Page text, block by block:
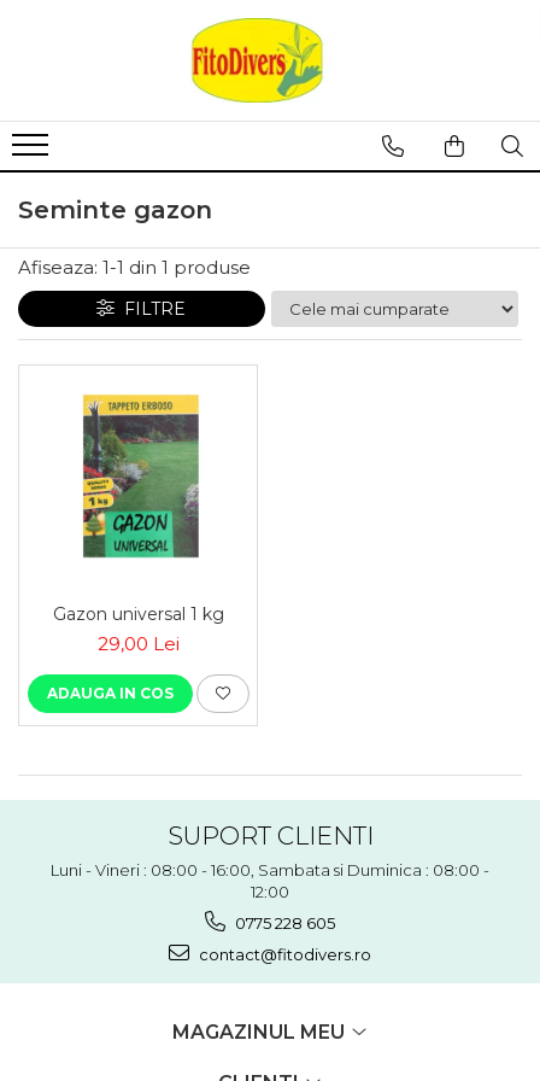
Seminte gazon
Afiseaza: 1-1 din 1 produse
FILTRE
Gazon universal 1 kg
29,00 Lei
ADAUGA IN COS
SUPORT CLIENTI
Luni - Vineri : 08:00 - 16:00, Sambata si Duminica : 08:00 -
12:00
0775 228 605
contact@fitodivers.ro
MAGAZINUL MEU